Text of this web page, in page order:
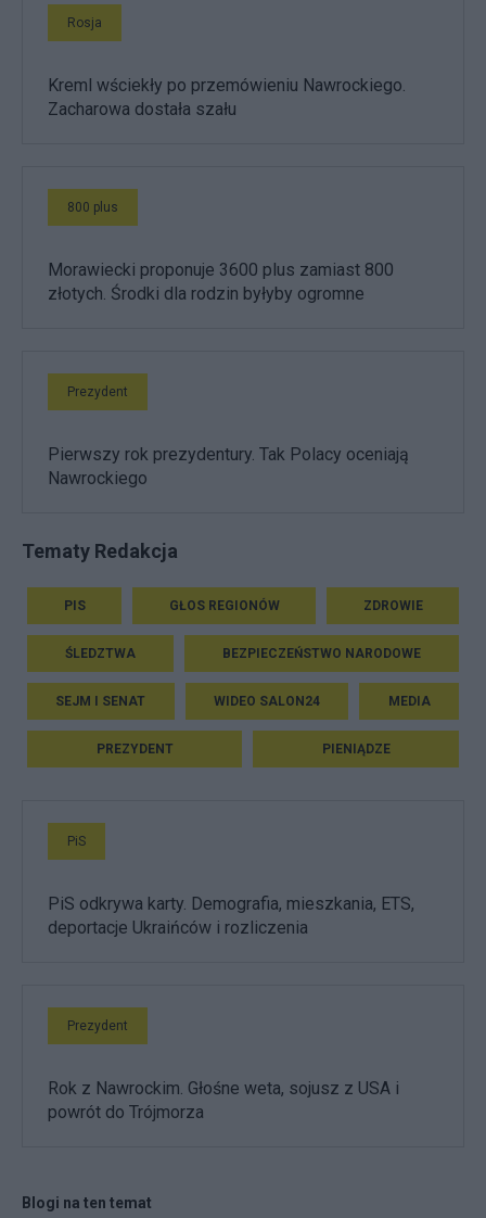
Rosja
Kreml wściekły po przemówieniu Nawrockiego.
Zacharowa dostała szału
800 plus
Morawiecki proponuje 3600 plus zamiast 800
złotych. Środki dla rodzin byłyby ogromne
Prezydent
Pierwszy rok prezydentury. Tak Polacy oceniają
Nawrockiego
Tematy Redakcja
PIS GŁOS REGIONÓW ZDROWIE
ŚLEDZTWA BEZPIECZEŃSTWO NARODOWE
SEJM I SENAT WIDEO SALON24 MEDIA
PREZYDENT PIENIĄDZE
PiS
PiS odkrywa karty. Demografia, mieszkania, ETS,
deportacje Ukraińców i rozliczenia
Prezydent
Rok z Nawrockim. Głośne weta, sojusz z USA i
powrót do Trójmorza
Blogi na ten temat